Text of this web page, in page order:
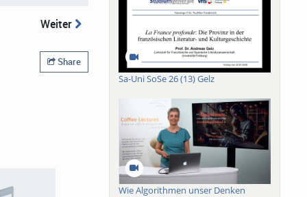
Weiter
Share
Sa-Uni SoSe 26 (13) Gelz
Wie Algorithmen unser Denken